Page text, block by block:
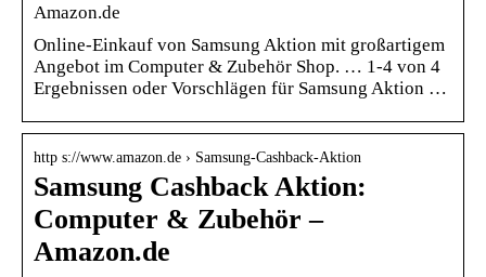
Amazon.de
Online-Einkauf von Samsung Aktion mit großartigem
Angebot im Computer & Zubehör Shop. … 1-4 von 4
Ergebnissen oder Vorschlägen für Samsung Aktion …
http s://www.amazon.de › Samsung-Cashback-Aktion
Samsung Cashback Aktion:
Computer & Zubehör –
Amazon.de